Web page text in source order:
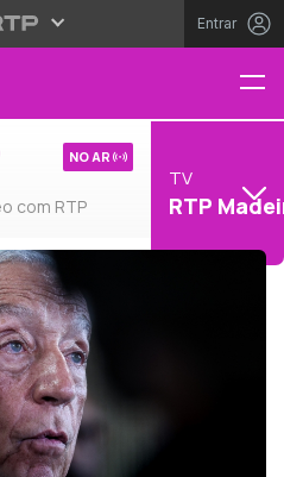
Entrar
com RTP
NO AR
TV
RTP